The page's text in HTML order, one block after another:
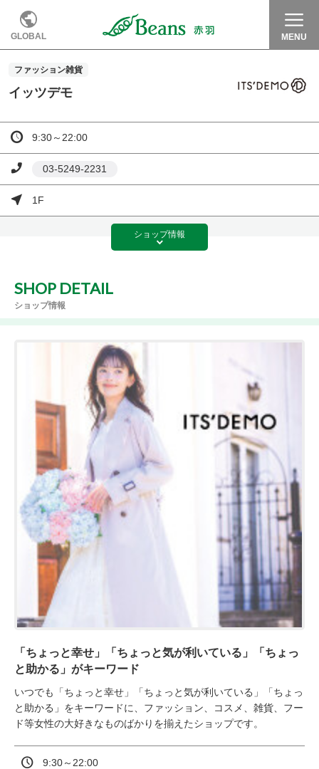
GLOBAL MENU
ファッション雑貨
イッツデモ
9:30～22:00
03-5249-2231
1F
ショップ情報
SHOP DETAIL
ショップ情報
「ちょっと幸せ」「ちょっと気が利いている」「ちょっ
と助かる」がキーワード
いつでも「ちょっと幸せ」「ちょっと気が利いている」「ちょっ
と助かる」をキーワードに、ファッション、コスメ、雑貨、フー
ド等女性の大好きなものばかりを揃えたショップです。
9:30～22:00